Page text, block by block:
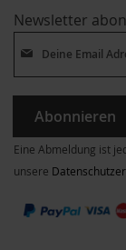
Newsletter
Abonnieren
Eine Abmeldung ist
unsere